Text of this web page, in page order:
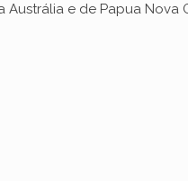
e de Papua Nova